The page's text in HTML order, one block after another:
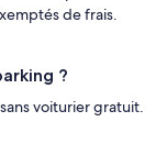
de frais.
?
voiturier gratuit.